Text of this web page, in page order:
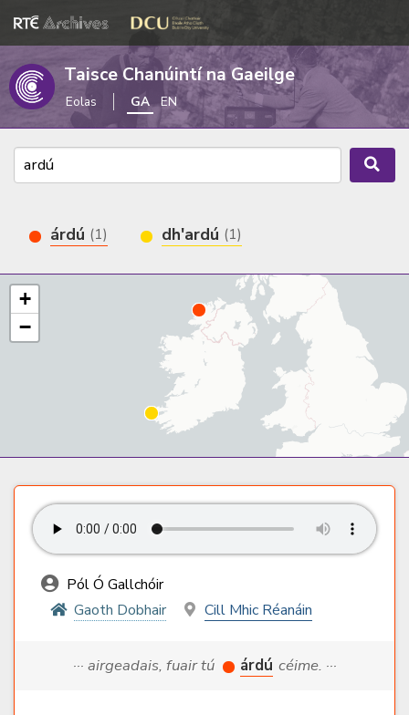
Taisce Chanúintí na Gaeilge
Eolas GA EN
árdú (1) dh'ardú (1)
+
−
Pól Ó Gallchóir
Gaoth Dobhair
Cill Mhic Réanáin
··· airgeadais, fuair tú árdú céime. ···